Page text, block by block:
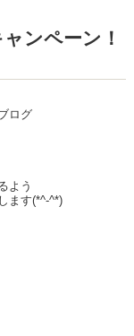
ンペーン！
ログ
よう
ます(*^-^*)